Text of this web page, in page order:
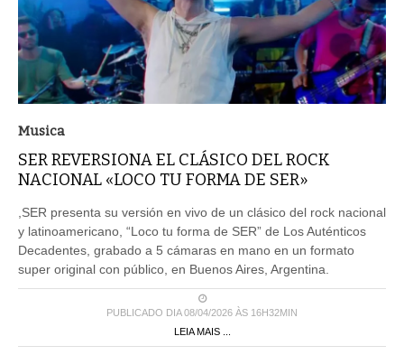
Musica
SER REVERSIONA EL CLÁSICO DEL ROCK
NACIONAL «LOCO TU FORMA DE SER»
,SER presenta su versión en vivo de un clásico del rock nacional
y latinoamericano, “Loco tu forma de SER” de Los Auténticos
Decadentes, grabado a 5 cámaras en mano en un formato
super original con público, en Buenos Aires, Argentina.
PUBLICADO DIA 08/04/2026 ÀS 16H32MIN
LEIA MAIS ...